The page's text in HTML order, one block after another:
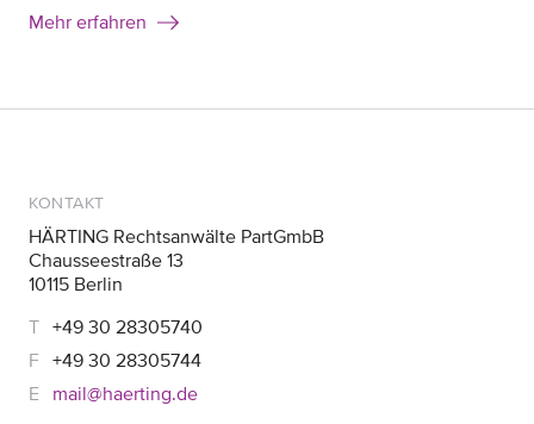
Mehr erfahren
KONTAKT
HÄRTING Rechtsanwälte PartGmbB
Chausseestraße 13
10115 Berlin
+49 30 28305740
+49 30 28305744
mail@haerting.de